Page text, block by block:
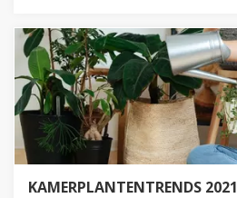
KAMERPLANTENTRENDS 2021